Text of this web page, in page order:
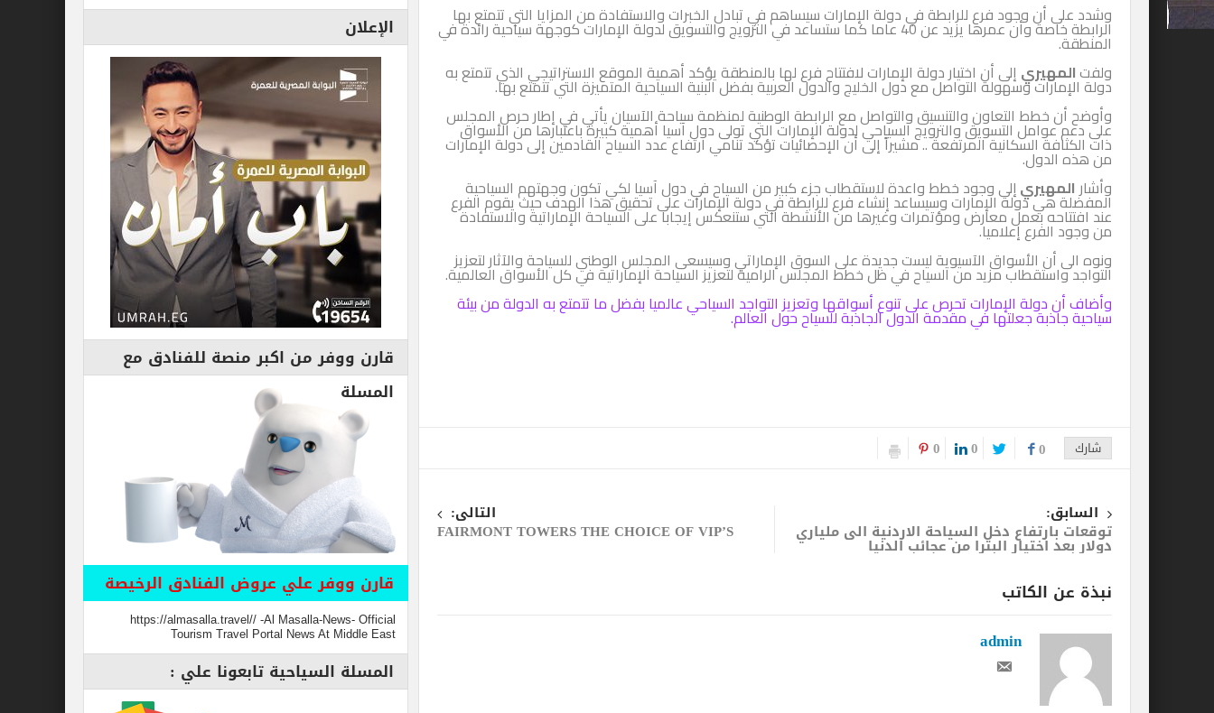
وشدد على أن وجود فرع للرابطة في دولة الإمارات سيساهم في تبادل الخبرات والاستفادة من المزايا التي تتمتع بها
الرابطة خاصة وأن عمرها يزيد عن 40 عاما كما ستساعد في الترويج والتسويق لدولة الإمارات كوجهة سياحية رائدة في
المنطقة.
ولفتالمهيري إلى أن اختيار دولة الإمارات لافتتاح فرع لها بالمنطقة يؤكد أهمية الموقع الاستراتيجي الذي تتمتع به
دولة الإمارات وسهولة التواصل مع دول الخليج والدول العربية بفضل البنية السياحية المتميزة التي تتمتع بها.
وأوضح أن خطط التعاون والتنسيق والتواصل مع الرابطة الوطنية لمنظمة سياحة الآسيان يأتي في إطار حرص المجلس
على دعم عوامل التسويق والترويج السياحي لدولة الإمارات التي تولى دول آسيا أهمية كبيرة باعتبارها من الأسواق
ذات الكثافة السكانية المرتفعة .. مشيراً إلى أن الإحصائيات تؤكد تنامي ارتفاع عدد السياح القادمين إلى دولة الإمارات
من هذه الدول.
وأشارالمهيريإلى وجود خطط واعدة لاستقطاب جزء كبير من السياح في دول آسيا لكي تكون وجهتهم السياحية
المفضلة هي دولة الإمارات وسيساعد إنشاء فرع للرابطة في دولة الإمارات على تحقيق هذا الهدف حيث يقوم الفرع
عند افتتاحه بعمل معارض ومؤتمرات وغيرها من الأنشطة التي ستنعكس إيجابا على السياحة الإماراتية والاستفادة
من وجود الفرع إعلاميا.
ونوه الى أن الأسواق الآسيوية ليست جديدة على السوق الإماراتي وسيسعى المجلس الوطني للسياحة والآثار لتعزيز
التواجد واستقطاب مزيد من السياح في ظل خطط المجلس الرامية لتعزيز السياحة الإماراتية في كل الأسواق العالمية.
وأضاف أن دولة الإمارات تحرص على تنوع أسواقها وتعزيز التواجد السياحي عالميا بفضل ما تتمتع به الدولة من بيئة
سياحية جاذبة جعلتها في مقدمة الدول الجاذبة للسياح حول العالم.
شارك 0
0
0
السابق:
توقعات بارتفاع دخل السياحة الاردنية الى ملياري
دولار بعد اختيار البترا من عجائب الدنيا
التالى:
FAIRMONT TOWERS THE CHOICE OF VIP’S
نبذة عن الكاتب
admin
الإعلان
قارن ووفر من اكبر منصة للفنادق مع
المسلة
قارن ووفر علي عروض الفنادق الرخيصة
https://almasalla.travel// -Al Masalla-News- Official
Tourism Travel Portal News At Middle East
المسلة السياحية تابعونا علي :